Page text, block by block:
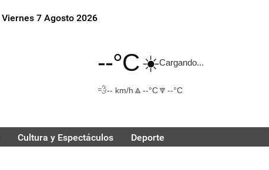
Viernes 7 Agosto 2026
--°C☀️Cargando...
💨-- km/h 🔼 --°C🔽 --°C
Cultura y Espectáculos Deporte